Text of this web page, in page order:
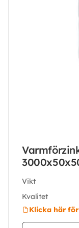
Vikt
Kvalitet
Klicka här